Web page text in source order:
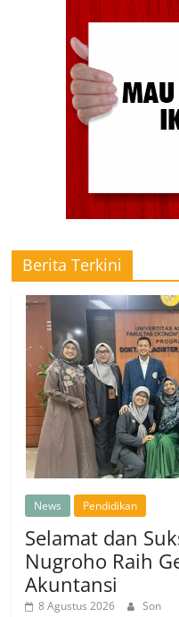
Berita Terkini
News Pendidikan
Selamat dan
Nugroho Raih
Akuntansi
8 Agustus 2026 Son